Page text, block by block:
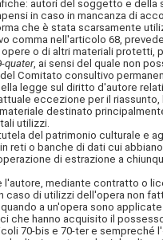
autori del soggetto e della
in caso in mancanza di
che è stata scarsamente
comma nell'articolo 68,
o di altri materiali
quater, ai sensi del quale non
Comitato consultivo
legge sul diritto d'autore
eccezione per il
destinato
utilizzi.
del patrimonio culturale e
reti o banche di dati cui
di estrazione a
l'autore, mediante contratto o
di utilizzi dell'opera non
a un'opera sono
che hanno acquisito il
70-bis e 70-ter e